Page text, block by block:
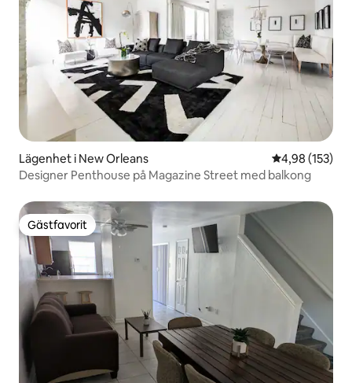
Lägenhet i New Orleans 4,98 av 5 i
4,98 (153)
Designer Penthouse på Magazine Street med balkong
Gästfavorit
Gästfavorit